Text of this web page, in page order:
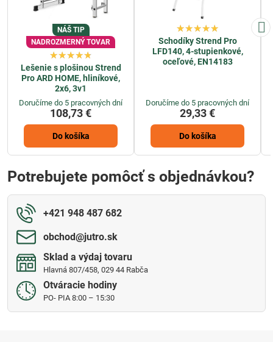
NÁŠ TIP
NADROZMERNÝ TOVAR
Lešenie s plošinou Strend
Pro ARD HOME, hliníkové,
2x6, 3v1
Doručíme do 5 pracovných dní
108,73 €
Do košíka
Schodíky Strend Pro
LFD140, 4-stupienkové,
oceľové, EN14183
Doručíme do 5 pracovných dní
29,33 €
Do košíka
Potrebujete pomôcť s objednávkou?
+421 948 487 682
obchod​@jutro​.sk
Sklad a výdaj tovaru
Hlavná 807/458, 029 44 Rabča
Otváracie hodiny
PO- PIA 8:00 – 15:30